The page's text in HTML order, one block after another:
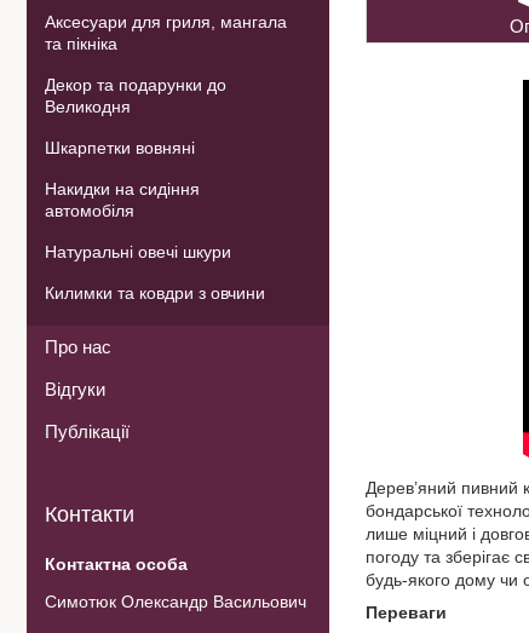
Дерев’яний пивний
бондарської
лише міцний і
погоду та зберігає
будь-якого дому чи
Переваги
Аксесуари для гриля, мангала
та пікніка
Декор та подарунки до
Великодня
Шкарпетки вовняні
Накидки на сидіння
автомобіля
Натуральні овечі шкури
Килимки та ковдри з овчини
Про нас
Відгуки
Публікації
Контакти
Симотюк Олександр Васильович